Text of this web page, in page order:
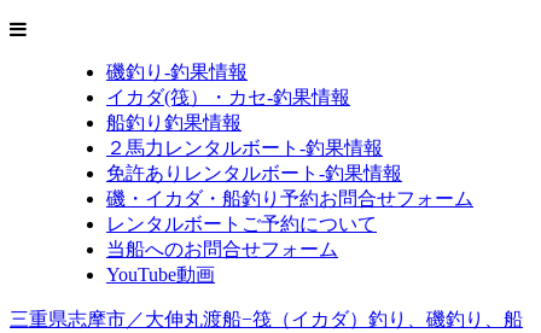
磯釣り-釣果情報
イカダ(筏）・カセ-釣果情報
船釣り釣果情報
２馬力レンタルボート-釣果情報
免許ありレンタルボート-釣果情報
磯・イカダ・船釣り予約お問合せフォーム
レンタルボートご予約について
当船へのお問合せフォーム
YouTube動画
三重県志摩市／大伸丸渡船−筏（イカダ）釣り、磯釣り、船